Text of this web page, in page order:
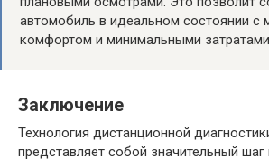
автомобиль в идеальном состоянии с
комфортом и минимальными
Заключение
Технология дистанционной
представляет собой значительный